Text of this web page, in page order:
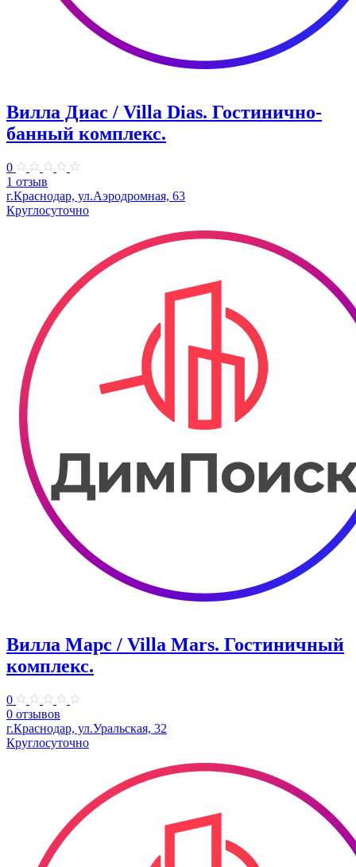
Вилла Диас / Villa Dias. Гостинично-
банный комплекс.
0
1 отзыв
г.Краснодар, ул.Аэродромная, 63
Круглосуточно
Вилла Марс / Villa Mars. Гостиничный
комплекс.
0
0 отзывов
г.Краснодар, ул.Уральская, 32
Круглосуточно